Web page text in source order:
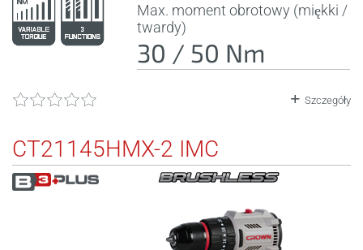
Max. moment obrotowy (miękki /
twardy)
30 / 50 Nm
Szczegóły
CT21145HMX-2 IMC